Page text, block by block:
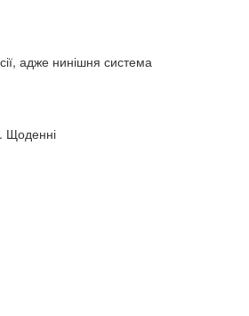
адже нинішня система
Щоденні